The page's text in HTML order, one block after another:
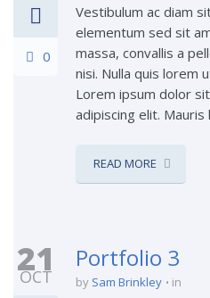
0
Vestibulum ac diam
elementum sed sit
massa, convallis a
nisi. Nulla quis lorem
Lorem ipsum dolor
adipiscing elit. Mauris
READ MORE
21
OCT
Portfolio 3
by Sam Brinkley in